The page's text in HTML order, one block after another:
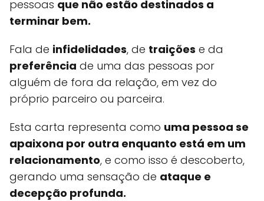
pessoas que não estão destinados a
terminar bem.
Fala de infidelidades, de traições e da
preferência de uma das pessoas por
alguém de fora da relação, em vez do
próprio parceiro ou parceira.
Esta carta representa como uma pessoa se
apaixona por outra enquanto está em um
relacionamento, e como isso é descoberto,
gerando uma sensação de ataque e
decepção profunda.